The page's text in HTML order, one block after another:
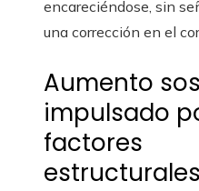
encareciéndose, sin
una corrección en el
Aumento
impulsado
factores
estructurales